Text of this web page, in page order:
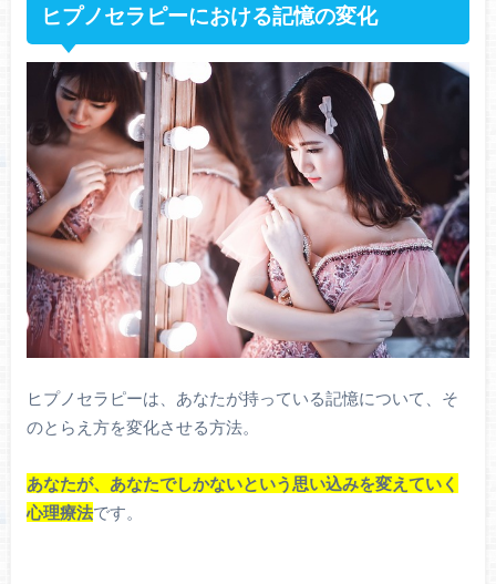
ヒプノセラピーにおける記憶の変化
ヒプノセラピーは、あなたが持っている記憶について、そ
のとらえ方を変化させる方法。
あなたが、あなたでしかないという思い込みを変えていく
心理療法です。